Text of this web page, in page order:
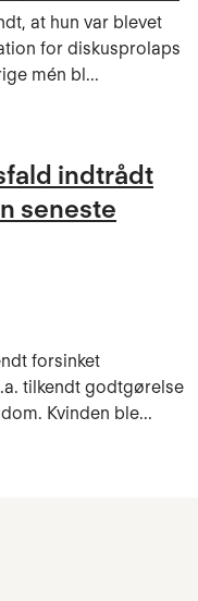
at hun var blevet
for diskusprolaps
mén bl...
indtrådt
seneste
forsinket
tilkendt godtgørelse
Kvinden ble...